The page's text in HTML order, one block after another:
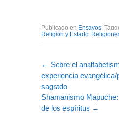
Publicado en Ensayos .
Religión y Estado
← Sobre el
experiencia evangélica/
sagrado
Shamanismo
de los espíritus →